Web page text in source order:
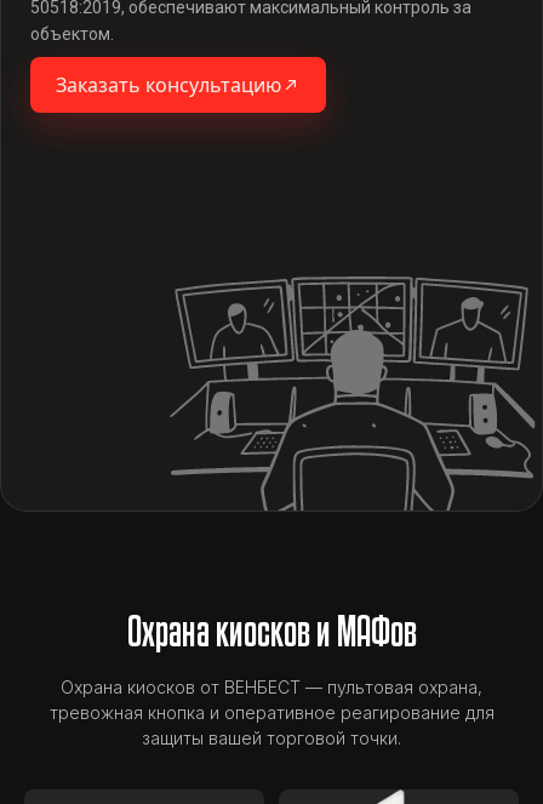
50518:2019, обеспечивают максимальный контроль за
объектом.
Заказать консультацию
Охрана киосков и МАФов
Охрана киосков от ВЕНБЕСТ — пультовая охрана,
тревожная кнопка и оперативное реагирование для
защиты вашей торговой точки.